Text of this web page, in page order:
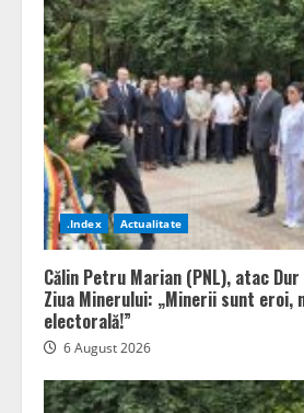
.Index Actualitate
Călin Petru Marian (PNL), atac
Ziua Minerului: „Minerii sunt eroi,
electorală!”
6 August 2026